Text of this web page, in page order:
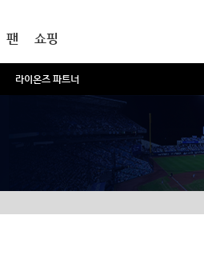
라이온즈 파트너
팬 쇼핑